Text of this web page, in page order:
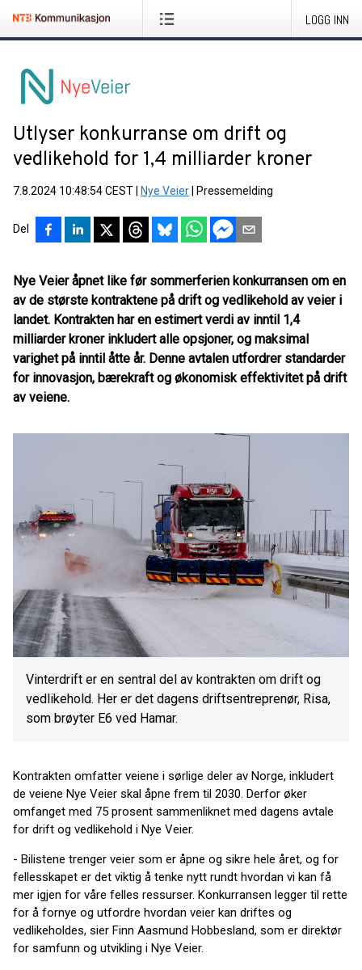
LOGG INN
Utlyser konkurranse om drift og
vedlikehold for 1,4 milliarder kroner
7.8.2024 10:48:54 CEST Nye Veier Pressemelding
Del
Nye Veier åpnet like før sommerferien konkurransen om en
av de største kontraktene på drift og vedlikehold av veier i
landet. Kontrakten har en estimert verdi av inntil 1,4
milliarder kroner inkludert alle opsjoner, og maksimal
varighet på inntil åtte år. Denne avtalen utfordrer standarder
for innovasjon, bærekraft og økonomisk effektivitet på drift
av veiene.
Vinterdrift er en sentral del av kontrakten om drift og
vedlikehold. Her er det dagens driftsentreprenør, Risa,
som brøyter E6 ved Hamar.
Kontrakten omfatter veiene i sørlige deler av Norge, inkludert
de veiene Nye Veier skal åpne frem til 2030. Derfor øker
omfanget med 75 prosent sammenliknet med dagens avtale
for drift og vedlikehold i Nye Veier.
- Bilistene trenger veier som er åpne og sikre hele året, og for
fellesskapet er det viktig å tenke nytt rundt hvordan vi kan få
mer igjen for våre felles ressurser. Konkurransen legger til rette
for å fornye og utfordre hvordan veier kan driftes og
vedlikeholdes, sier Finn Aasmund Hobbesland, som er direktør
for samfunn og utvikling i Nye Veier.